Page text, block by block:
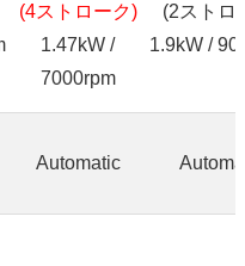
(4ストローク)
1.47kW /
7000rpm
(2ストロ
1.9kW /
Automatic